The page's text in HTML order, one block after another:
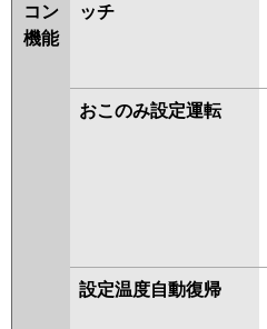
コン
機能
ッチ
おこのみ設定運転
設定温度自動復帰